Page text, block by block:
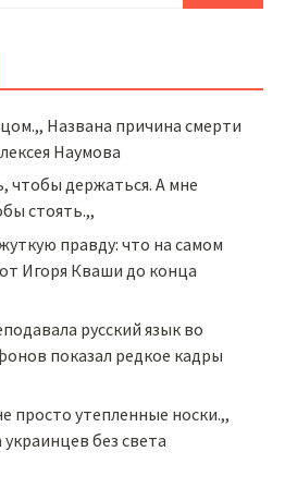
Названа причина смерти
Наумова
чтобы держаться. А мне
стоять.,,
правду: что на самом
Игоря Кваши до конца
русский язык во
показал редкое кадры
просто утепленные носки.,,
без света